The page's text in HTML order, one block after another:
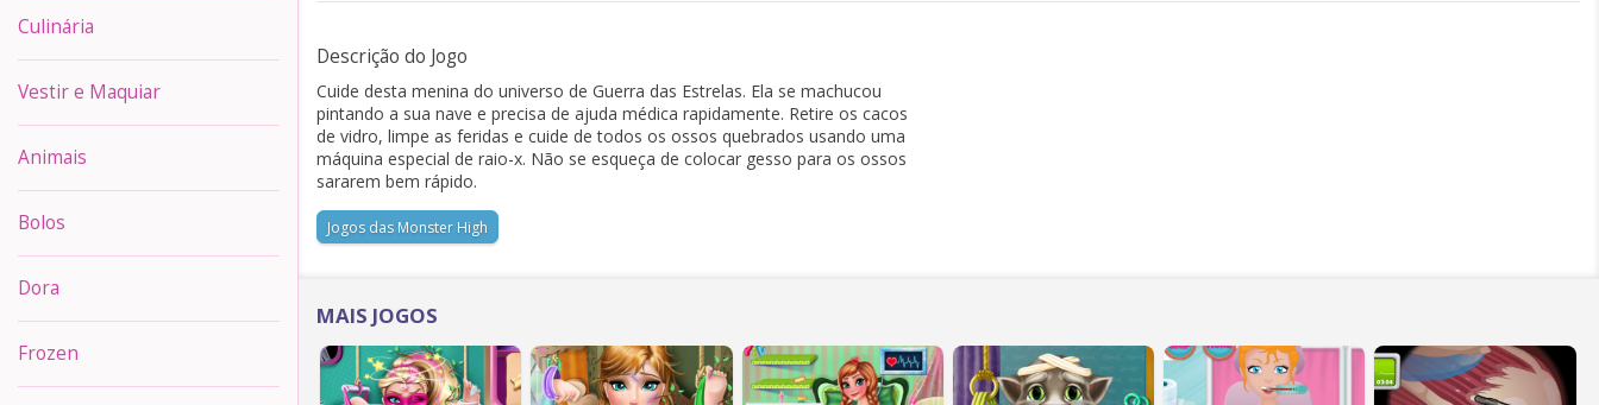
Culinária
Vestir e Maquiar
Animais
Bolos
Dora
Frozen
Descrição do Jogo
Cuide desta menina do universo de Guerra das Estrelas. Ela se machucou
pintando a sua nave e precisa de ajuda médica rapidamente. Retire os cacos
de vidro, limpe as feridas e cuide de todos os ossos quebrados usando uma
máquina especial de raio-x. Não se esqueça de colocar gesso para os ossos
sararem bem rápido.
Jogos das Monster High
MAIS JOGOS